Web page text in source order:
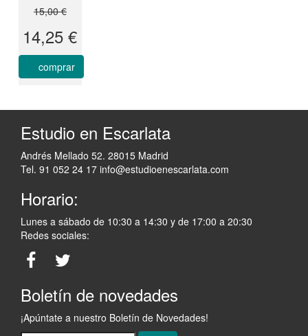
15,00 €
14,25 €
comprar
Estudio en Escarlata
Andrés Mellado 52. 28015 Madrid
Tel. 91 052 24 17 info@estudioenescarlata.com
Horario:
Lunes a sábado de 10:30 a 14:30 y de 17:00 a 20:30
Redes sociales:
Boletín de novedades
¡Apúntate a nuestro Boletín de Novedades!